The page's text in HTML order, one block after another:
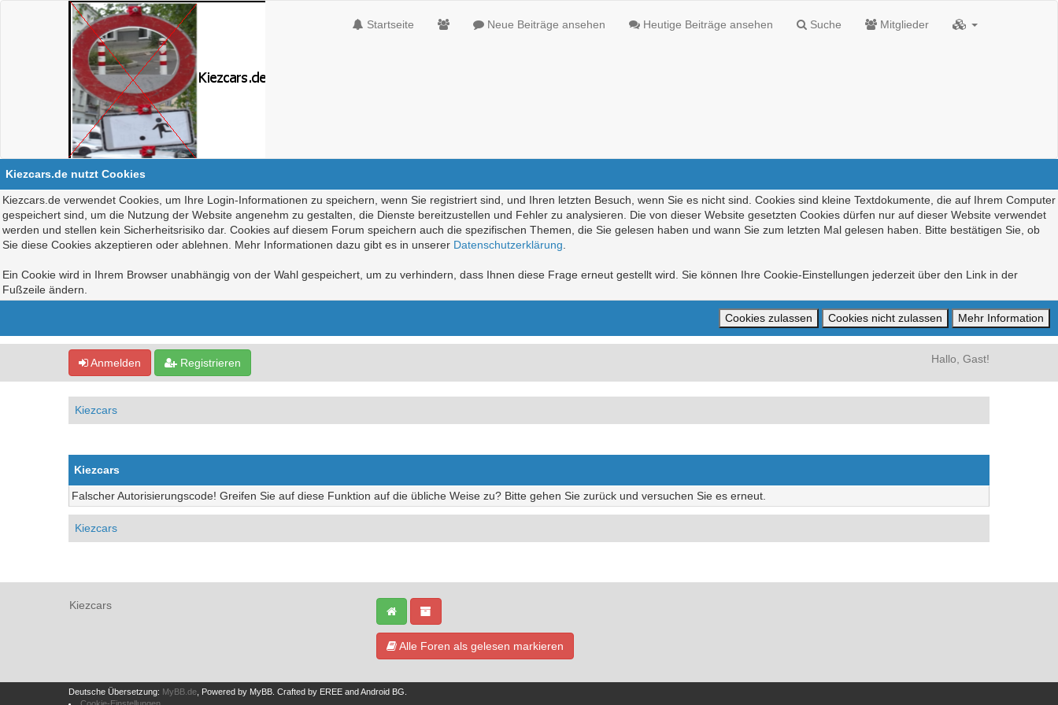
Startseite Neue Beiträge ansehen Heutige Beiträge ansehen Suche Mitglieder
Kiezcars.de nutzt Cookies
Kiezcars.de verwendet Cookies, um Ihre Login-Informationen zu speichern, wenn Sie registriert sind, und Ihren letzten Besuch, wenn Sie es nicht sind. Cookies sind kleine Textdokumente, die auf Ihrem Computer
gespeichert sind, um die Nutzung der Website angenehm zu gestalten, die Dienste bereitzustellen und Fehler zu analysieren. Die von dieser Website gesetzten Cookies dürfen nur auf dieser Website verwendet
werden und stellen kein Sicherheitsrisiko dar. Cookies auf diesem Forum speichern auch die spezifischen Themen, die Sie gelesen haben und wann Sie zum letzten Mal gelesen haben. Bitte bestätigen Sie, ob
Sie diese Cookies akzeptieren oder ablehnen. Mehr Informationen dazu gibt es in unserer Datenschutzerklärung
Ein Cookie wird in Ihrem Browser unabhängig von der Wahl gespeichert, um zu verhindern, dass Ihnen diese Frage erneut gestellt wird. Sie können Ihre Cookie-Einstellungen jederzeit über den Link in der
Fußzeile ändern.
Anmelden Registrieren Hallo, Gast!
Kiezcars
Kiezcars
Falscher Autorisierungscode! Greifen Sie auf diese Funktion auf die übliche Weise zu? Bitte gehen Sie zurück und versuchen Sie es erneut.
Kiezcars
Kiezcars
Alle Foren als gelesen markieren
Deutsche Übersetzung: MyBB.de , Powered by MyBB Crafted by EREE andAndroid BG